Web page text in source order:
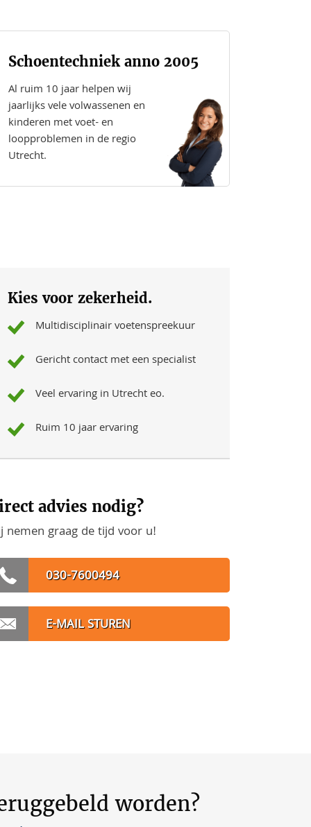
Schoentechniek anno 2005
Al ruim 10 jaar helpen wij
jaarlijks vele volwassenen en
kinderen met voet- en
loopproblemen in de regio
Utrecht.
Kies voor zekerheid.
Multidisciplinair voetenspreekuur
Gericht contact met een specialist
Veel ervaring in Utrecht eo.
Ruim 10 jaar ervaring
advies nodig?
nemen graag de tijd voor u!
030-7600494
E-MAIL STUREN
worden?